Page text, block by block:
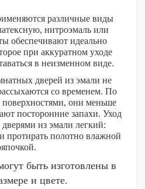
различные виды
нитроэмаль или
обеспечивают идеально
при аккуратном уходе
в неизменном виде.
дверей из эмали не
со временем. По
они меньше
посторонние запахи. Уход
из эмали легкий:
протирать полотно влажной
быть изготовлены в
и цвете.